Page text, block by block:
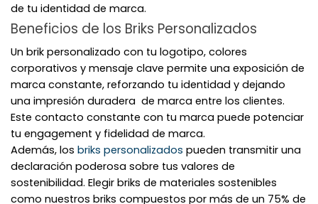
de tu identidad de marca.
Beneficios de los Briks Personalizados
Un brik personalizado con tu logotipo, colores
corporativos y mensaje clave permite una exposición de
marca constante, reforzando tu identidad y dejando
una impresión duradera de marca entre los clientes.
Este contacto constante con tu marca puede potenciar
tu engagement y fidelidad de marca.
Además, los briks personalizados pueden transmitir una
declaración poderosa sobre tus valores de
sostenibilidad. Elegir briks de materiales sostenibles
como nuestros briks compuestos por más de un 75% de